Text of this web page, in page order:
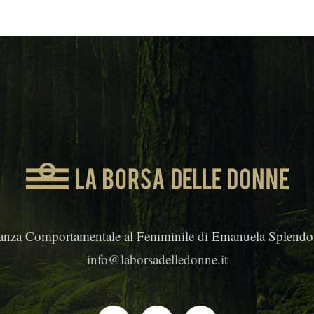
Comportamentale al Femminile di Emanuela
info@laborsadelledonne.it